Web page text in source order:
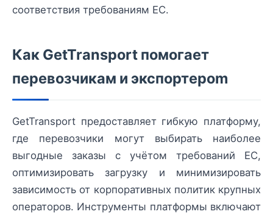
соответствия требованиям ЕС.
Как GetTransport помогает
перевозчикам и экспортерom
GetTransport предоставляет гибкую платформу,
где перевозчики могут выбирать наиболее
выгодные заказы с учётом требований ЕС,
оптимизировать загрузку и минимизировать
зависимость от корпоративных политик крупных
операторов. Инструменты платформы включают